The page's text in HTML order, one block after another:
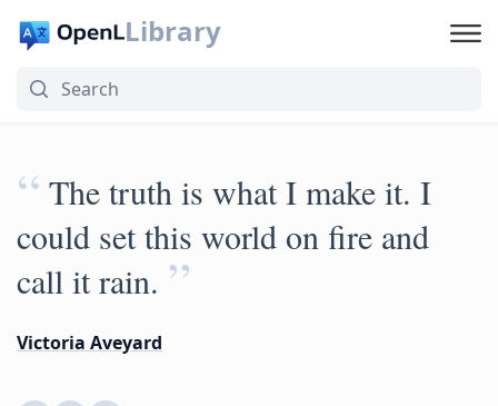
Library
“ The truth is what I make it. I
could set this world on fire and
call it rain. ”
Victoria Aveyard